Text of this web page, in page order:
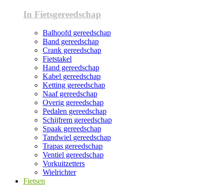
In Fietsgereedschap
Balhoofd gereedschap
Band gereedschap
Crank gereedschap
Fietstakel
Hand gereedschap
Kabel gereedschap
Ketting gereedschap
Naaf gereedschap
Overig gereedschap
Pedalen gereedschap
Schijfrem gereedschap
Spaak gereedschap
Tandwiel gereedschap
Trapas gereedschap
Ventiel gereedschap
Vorkuitzetters
Wielrichter
Fietsen